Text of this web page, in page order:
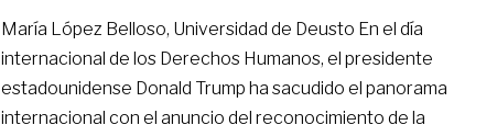
María López Belloso, Universidad de Deusto En el día
internacional de los Derechos Humanos, el presidente
estadounidense Donald Trump ha sacudido el panorama
internacional con el anuncio del reconocimiento de la